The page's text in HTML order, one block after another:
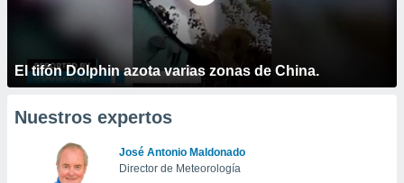
El tifón Dolphin azota varias zonas de China.
Nuestros expertos
José Antonio Maldonado
Director de Meteorología